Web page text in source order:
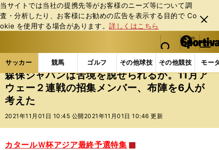
当サイトでは当社の提携先等がお客様のニーズ等について調
査・分析したり、お客様にお勧めの広告を表⽰する⽬的で Co
okie を使⽤する場合があります。詳しくはこちら
閉じ
る
web Sportiva (webスポルティーバ)
検索
マイペ
ー
ジ
メニュ
サッカー 競馬 ゴルフ その他球技 その他競技 モー
ス
ポ
ル
テ
ー
バ
サッカーの記事一覧 サッカー代表 日本代表 森
森保ジャパンは苦境を脱せられるか。11月ア
ウェー２連戦の招集メンバー、布陣を6人が
考えた
2021年11月01日 10:45 公開 2021年11月01日 10:46 更新
カタールＷ杯アジア最終予選特集